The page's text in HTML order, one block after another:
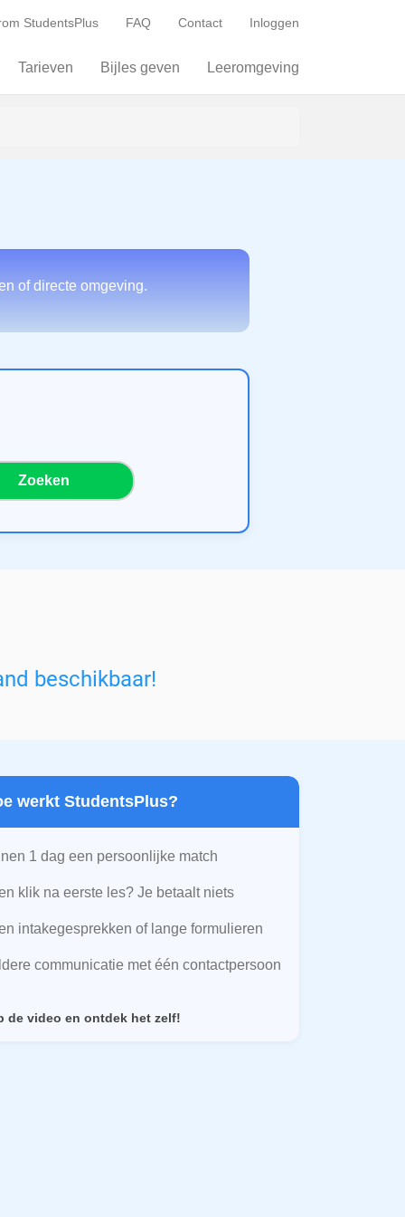
StudentsPlus FAQ Contact Inloggen
Tarieven Bijles geven Leeromgeving
of directe omgeving.
Zoeken
beschikbaar!
werkt StudentsPlus?
1 dag een persoonlijke match
klik na eerste les? Je betaalt niets
intakegesprekken of lange formulieren
communicatie met één contactpersoon
de video en ontdek het zelf!